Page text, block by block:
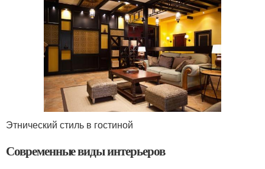
Этнический стиль в гостиной
Современные виды интерьеров